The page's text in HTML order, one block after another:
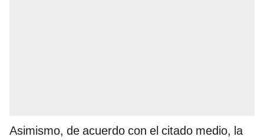
Asimismo, de acuerdo con el citado medio, la